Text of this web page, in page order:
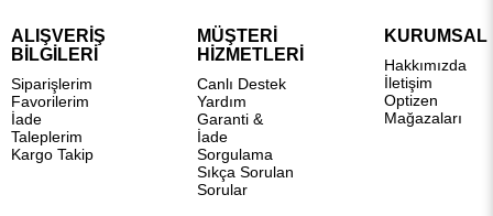
ALIŞVERİŞ
BİLGİLERİ
Siparişlerim
Favorilerim
İade
Taleplerim
Kargo Takip
MÜŞTERİ
HİZMETLERİ
Canlı Destek
Yardım
Garanti &
İade
Sorgulama
Sıkça Sorulan
Sorular
KURUMSAL
Hakkımızda
İletişim
Optizen
Mağazaları